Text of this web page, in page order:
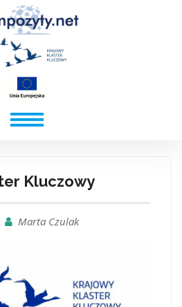
Kluczowy
Marta Czulak